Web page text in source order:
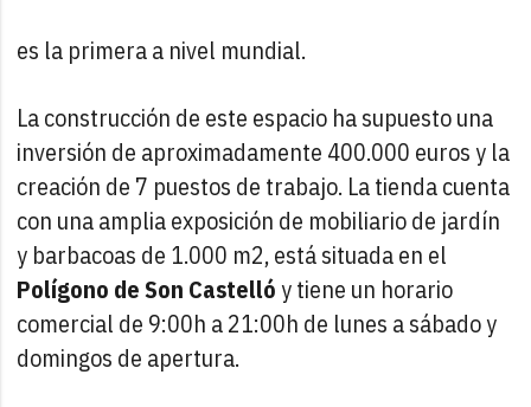
es la primera a nivel mundial.
La construcción de este espacio ha supuesto una
inversión de aproximadamente 400.000 euros y la
creación de 7 puestos de trabajo. La tienda cuenta
con una amplia exposición de mobiliario de jardín
y barbacoas de 1.000 m2, está situada en el
Polígono de Son Castellóy tiene un horario
comercial de 9:00h a 21:00h de lunes a sábado y
domingos de apertura.